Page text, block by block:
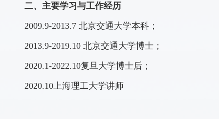
二、主要学习与工作经历
2009.9-2013.7 北京交通大学本科；
2013.9-2019.10 北京交通大学博士；
2020.1-2022.10复旦大学博士后；
2020.10上海理工大学讲师